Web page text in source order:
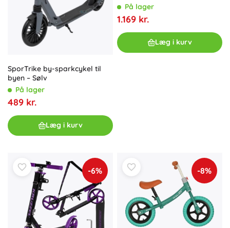
SporTrike by-sparkcykel til
byen – Sølv
På lager
489 kr.
Læg i kurv
På lager
1.169 kr.
Læg i kurv
-6% -8%